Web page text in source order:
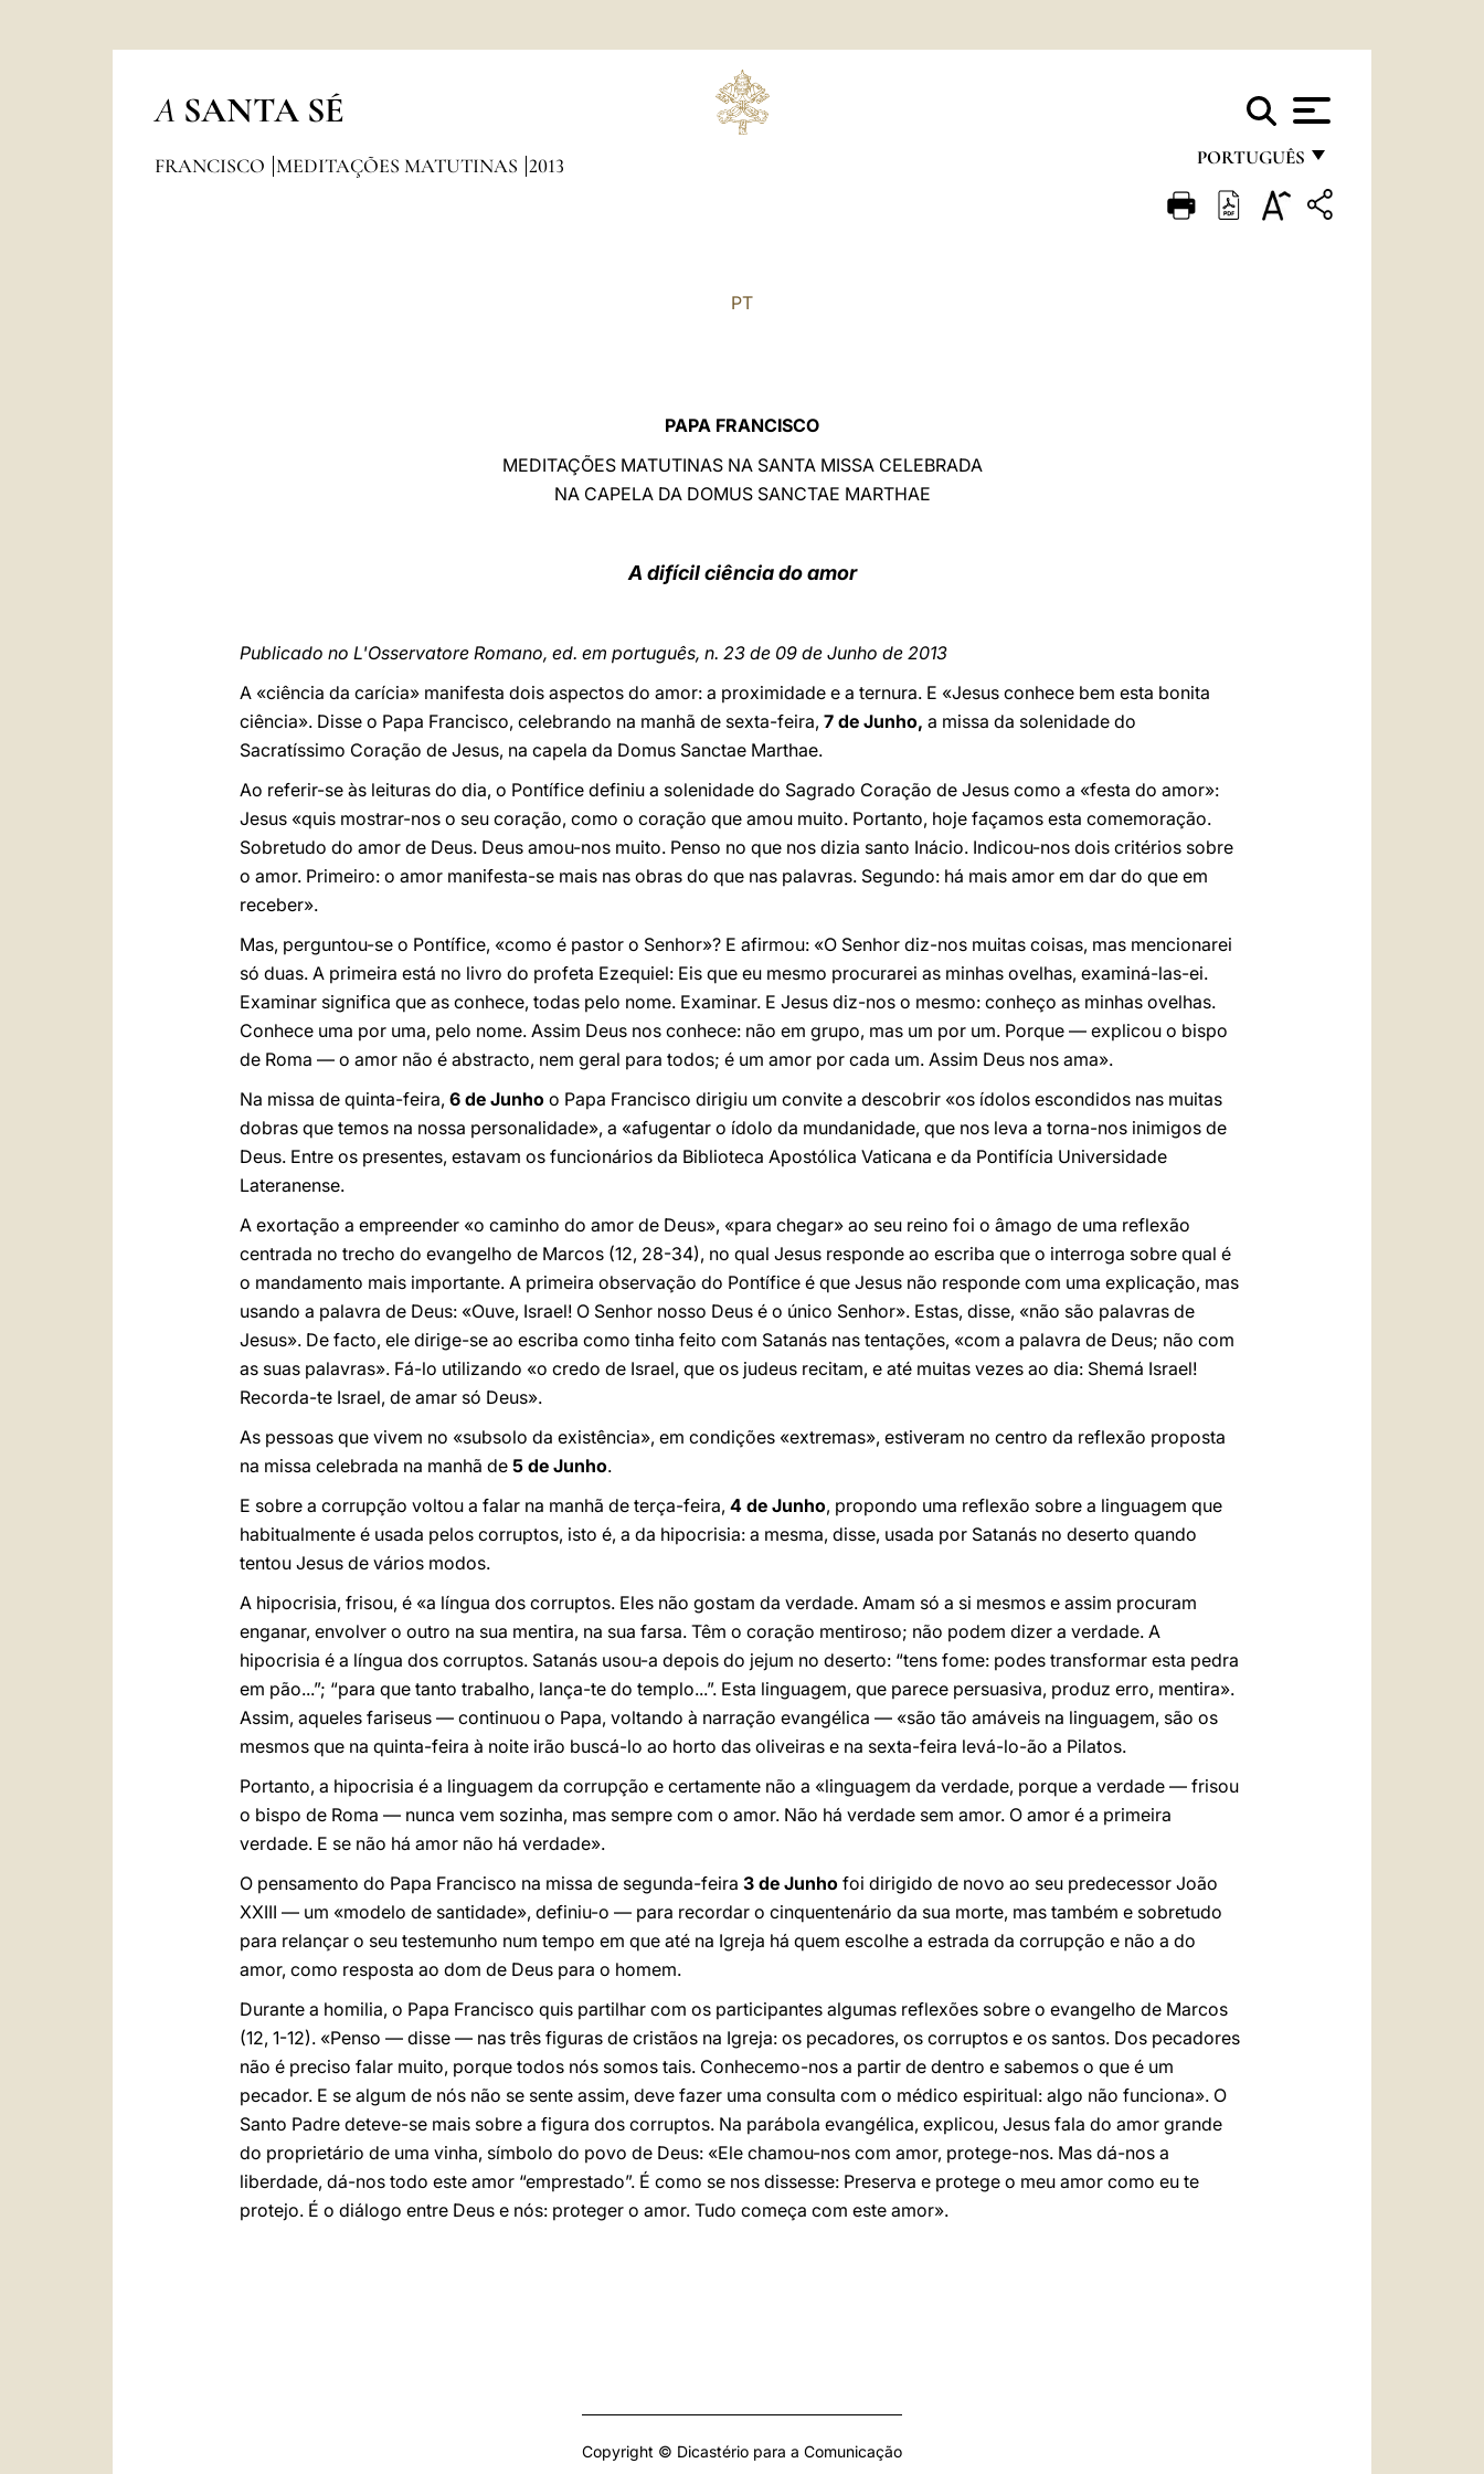
A SANTA SÉ
PORTUGUÊS
FRANÇAIS
FRANCISCO MEDITAÇÕES MATUTINAS 2013
PT
PAPA FRANCISCO
MEDITAÇÕES MATUTINAS NA SANTA MISSA CELEBRADA
NA CAPELA DA DOMUS SANCTAE MARTHAE
A difícil ciência do amor
Publicado no L'Osservatore Romano, ed. em português, n. 23 de 09 de Junho de 2013
A «ciência da carícia» manifesta dois aspectos do amor: a proximidade e a ternura. E «Jesus conhece bem esta bonita
ciência». Disse o Papa Francisco, celebrando na manhã de sexta-feira, 7 de Junho, a missa da solenidade do
Sacratíssimo Coração de Jesus, na capela da Domus Sanctae Marthae.
Ao referir-se às leituras do dia, o Pontífice definiu a solenidade do Sagrado Coração de Jesus como a «festa do amor»:
Jesus «quis mostrar-nos o seu coração, como o coração que amou muito. Portanto, hoje façamos esta comemoração.
Sobretudo do amor de Deus. Deus amou-nos muito. Penso no que nos dizia santo Inácio. Indicou-nos dois critérios sobre
o amor. Primeiro: o amor manifesta-se mais nas obras do que nas palavras. Segundo: há mais amor em dar do que em
receber».
Mas, perguntou-se o Pontífice, «como é pastor o Senhor»? E afirmou: «O Senhor diz-nos muitas coisas, mas mencionarei
só duas. A primeira está no livro do profeta Ezequiel: Eis que eu mesmo procurarei as minhas ovelhas, examiná-las-ei.
Examinar significa que as conhece, todas pelo nome. Examinar. E Jesus diz-nos o mesmo: conheço as minhas ovelhas.
Conhece uma por uma, pelo nome. Assim Deus nos conhece: não em grupo, mas um por um. Porque — explicou o bispo
de Roma — o amor não é abstracto, nem geral para todos; é um amor por cada um. Assim Deus nos ama».
Na missa de quinta-feira, 6 de Junho o Papa Francisco dirigiu um convite a descobrir «os ídolos escondidos nas muitas
dobras que temos na nossa personalidade», a «afugentar o ídolo da mundanidade, que nos leva a torna-nos inimigos de
Deus. Entre os presentes, estavam os funcionários da Biblioteca Apostólica Vaticana e da Pontifícia Universidade
Lateranense.
A exortação a empreender «o caminho do amor de Deus», «para chegar» ao seu reino foi o âmago de uma reflexão
centrada no trecho do evangelho de Marcos (12, 28-34), no qual Jesus responde ao escriba que o interroga sobre qual é
o mandamento mais importante. A primeira observação do Pontífice é que Jesus não responde com uma explicação, mas
usando a palavra de Deus: «Ouve, Israel! O Senhor nosso Deus é o único Senhor». Estas, disse, «não são palavras de
Jesus». De facto, ele dirige-se ao escriba como tinha feito com Satanás nas tentações, «com a palavra de Deus; não com
as suas palavras». Fá-lo utilizando «o credo de Israel, que os judeus recitam, e até muitas vezes ao dia: Shemá Israel!
Recorda-te Israel, de amar só Deus».
As pessoas que vivem no «subsolo da existência», em condições «extremas», estiveram no centro da reflexão proposta
na missa celebrada na manhã de 5 de Junho.
E sobre a corrupção voltou a falar na manhã de terça-feira, 4 de Junho, propondo uma reflexão sobre a linguagem que
habitualmente é usada pelos corruptos, isto é, a da hipocrisia: a mesma, disse, usada por Satanás no deserto quando
tentou Jesus de vários modos.
A hipocrisia, frisou, é «a língua dos corruptos. Eles não gostam da verdade. Amam só a si mesmos e assim procuram
enganar, envolver o outro na sua mentira, na sua farsa. Têm o coração mentiroso; não podem dizer a verdade. A
hipocrisia é a língua dos corruptos. Satanás usou-a depois do jejum no deserto: “tens fome: podes transformar esta pedra
em pão...”; “para que tanto trabalho, lança-te do templo...”. Esta linguagem, que parece persuasiva, produz erro, mentira».
Assim, aqueles fariseus — continuou o Papa, voltando à narração evangélica — «são tão amáveis na linguagem, são os
mesmos que na quinta-feira à noite irão buscá-lo ao horto das oliveiras e na sexta-feira levá-lo-ão a Pilatos.
Portanto, a hipocrisia é a linguagem da corrupção e certamente não a «linguagem da verdade, porque a verdade — frisou
o bispo de Roma — nunca vem sozinha, mas sempre com o amor. Não há verdade sem amor. O amor é a primeira
verdade. E se não há amor não há verdade».
O pensamento do Papa Francisco na missa de segunda-feira 3 de Junho foi dirigido de novo ao seu predecessor João
XXIII — um «modelo de santidade», definiu-o — para recordar o cinquentenário da sua morte, mas também e sobretudo
para relançar o seu testemunho num tempo em que até na Igreja há quem escolhe a estrada da corrupção e não a do
amor, como resposta ao dom de Deus para o homem.
Durante a homilia, o Papa Francisco quis partilhar com os participantes algumas reflexões sobre o evangelho de Marcos
(12, 1-12). «Penso — disse — nas três figuras de cristãos na Igreja: os pecadores, os corruptos e os santos. Dos pecadores
não é preciso falar muito, porque todos nós somos tais. Conhecemo-nos a partir de dentro e sabemos o que é um
pecador. E se algum de nós não se sente assim, deve fazer uma consulta com o médico espiritual: algo não funciona». O
Santo Padre deteve-se mais sobre a figura dos corruptos. Na parábola evangélica, explicou, Jesus fala do amor grande
do proprietário de uma vinha, símbolo do povo de Deus: «Ele chamou-nos com amor, protege-nos. Mas dá-nos a
liberdade, dá-nos todo este amor “emprestado”. É como se nos dissesse: Preserva e protege o meu amor como eu te
protejo. É o diálogo entre Deus e nós: proteger o amor. Tudo começa com este amor».
Copyright © Dicastério para a Comunicação